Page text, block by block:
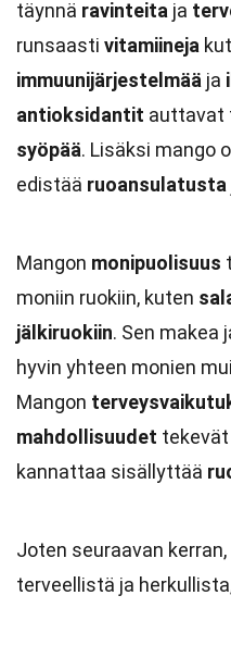
täynnä ravinteita ja
runsaasti vitamiineja
immuunijärjestelmää ja
antioksidantit auttavat
syöpää. Lisäksi mango
edistää ruoansulatusta
Mangon monipuolisuus
moniin ruokiin, kuten
jälkiruokiin. Sen makea
hyvin yhteen monien
Mangon
mahdollisuudet tekevät
kannattaa sisällyttää
Joten seuraavan
terveellistä ja